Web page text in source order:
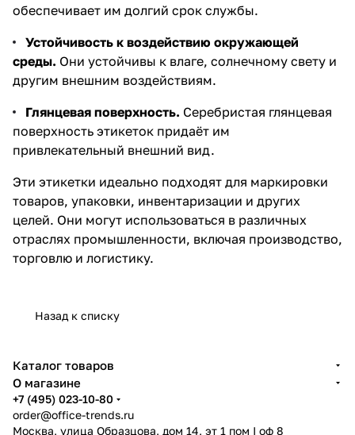
обеспечивает им долгий срок службы.
Устойчивость к воздействию окружающей
среды. Они устойчивы к влаге, солнечному свету и
другим внешним воздействиям.
Глянцевая поверхность. Серебристая глянцевая
поверхность этикеток придаёт им
привлекательный внешний вид.
Эти этикетки идеально подходят для маркировки
товаров, упаковки, инвентаризации и других
целей. Они могут использоваться в различных
отраслях промышленности, включая производство,
торговлю и логистику.
Назад к списку
Каталог товаров
О магазине
+7 (495) 023-10-80
order@office-trends.ru
Москва, улица Образцова, дом 14, эт 1 пом I оф 8